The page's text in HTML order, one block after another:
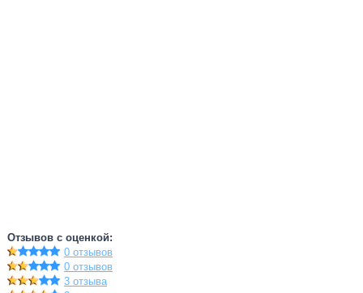
Отзывов с оценкой:
0 отзывов
0 отзывов
3 отзыва